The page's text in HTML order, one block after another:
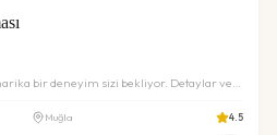
bir deneyim sizi bekliyor. Detaylar ve
Muğla 4.5